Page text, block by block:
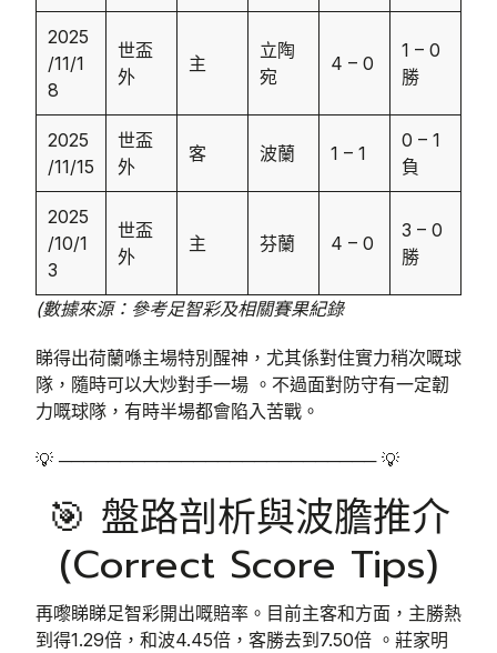
2025
/11/1
8
世盃
外
主
立陶
宛
4 – 0
1 – 0
勝
2025
/11/15
世盃
外
客 波蘭 1 – 1
0 – 1
負
2025
/10/1
3
世盃
外
主 芬蘭 4 – 0
3 – 0
勝
(數據來源：參考足智彩及相關賽果紀錄
睇得出荷蘭喺主場特別醒神，尤其係對住實力稍次嘅球
隊，隨時可以大炒對手一場 。不過面對防守有一定韌
力嘅球隊，有時半場都會陷入苦戰。
💡 ────────────────────────── 💡
🎯 盤路剖析與波膽推介
(Correct Score Tips)
再嚟睇睇足智彩開出嘅賠率。目前主客和方面，主勝熱
到得1.29倍，和波4.45倍，客勝去到7.50倍 。莊家明